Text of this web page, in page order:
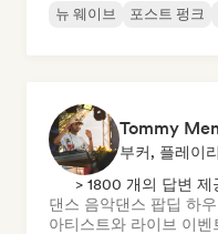
뉴 웨이브
포스트 펑크
Tommy
부커, 플레이
> 1800 개의 답변 제
댄스 음악댄스 팝딥 하
아티스트와 라이브 이